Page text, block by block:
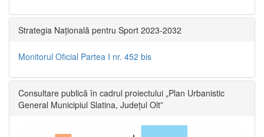
Strategia Națională pentru Sport 2023-2032
Monitorul Oficial Partea I nr. 452 bis
Consultare publică în cadrul proiectului „Plan Urbanistic
General Municipiul Slatina, Județul Olt”